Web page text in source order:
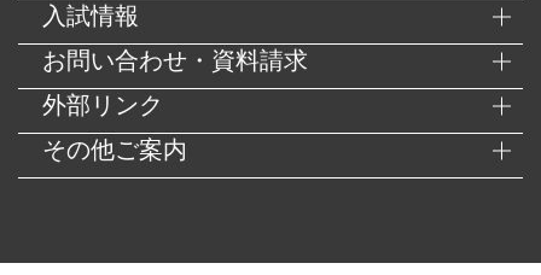
入試情報
お問い合わせ・資料請求
外部リンク
その他ご案内